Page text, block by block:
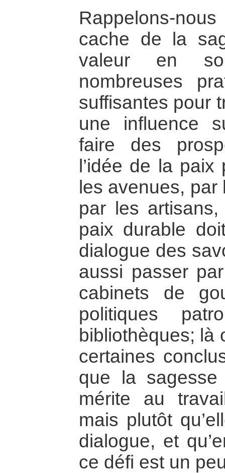
Rappelons-
cache de la
valeur en
nombreuses
suffisantes pour
une influence
faire des
l’idée de la
les avenues,
par les
paix durable
dialogue des
aussi passer
cabinets de
politiques
bibliothèques; là
certaines
que la
mérite au
mais plutôt
dialogue, et
ce défi est un